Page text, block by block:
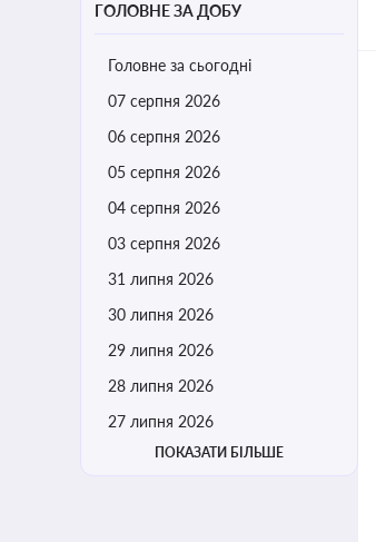
ГОЛОВНЕ ЗА ДОБУ
Головне за сьогодні
07 серпня 2026
06 серпня 2026
05 серпня 2026
04 серпня 2026
03 серпня 2026
31 липня 2026
30 липня 2026
29 липня 2026
28 липня 2026
27 липня 2026
ПОКАЗАТИ БІЛЬШЕ